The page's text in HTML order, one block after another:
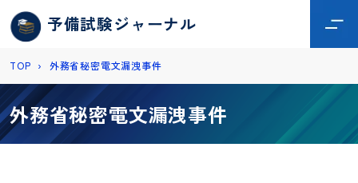
予備試験ジャーナル
TOP › 外務省秘密電文漏洩事件
外務省秘密電文漏洩事件